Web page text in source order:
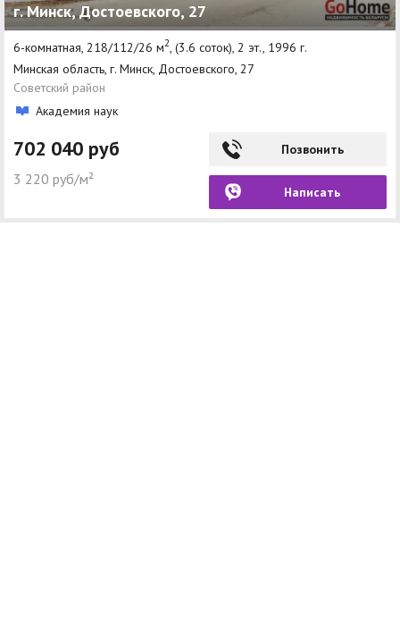
г. Минск, Достоевского, 27
6-комнатная, 218/112/26 м2, (3.6 соток), 2 эт., 1996 г.
Минская область, г. Минск, Достоевского, 27
Советский район
Академия наук
702 040 руб
3 220 руб/м²
Позвонить
Написать